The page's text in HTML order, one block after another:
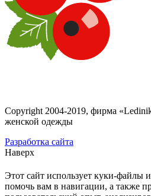
Copyright 2004-2019, фирма
женской одежды
Разработка сайта
Наверх
Этот сайт использует куки-файлы
помочь вам в навигации, а также